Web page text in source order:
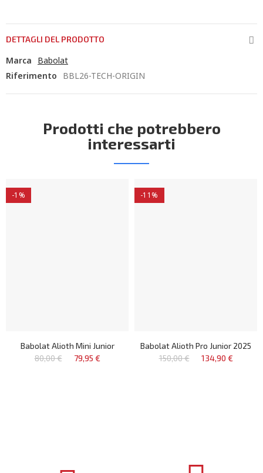
DETTAGLI DEL PRODOTTO
Marca
Babolat
Riferimento
BBL26-TECH-ORIGIN
Prodotti che potrebbero
interessarti
-1%
Babolat Alioth Mini Junior
80,00 €
79,95 €
-11%
Babolat Alioth Pro Junior 2025
150,00 €
134,90 €